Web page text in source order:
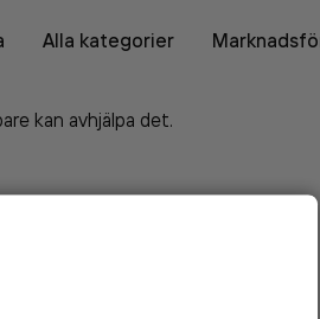
Alla kategorier
kan avhjälpa det.